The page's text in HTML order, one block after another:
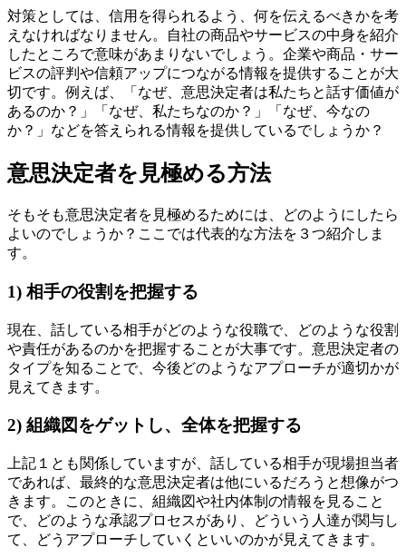
対策としては、信用を得られるよう、何を伝えるべきかを考
えなければなりません。自社の商品やサービスの中身を紹介
したところで意味があまりないでしょう。企業や商品・サー
ビスの評判や信頼アップにつながる情報を提供することが大
切です。例えば、「なぜ、意思決定者は私たちと話す価値が
あるのか？」「なぜ、私たちなのか？」「なぜ、今なの
か？」などを答えられる情報を提供しているでしょうか？
意思決定者を見極める方法
そもそも意思決定者を見極めるためには、どのようにしたら
よいのでしょうか？ここでは代表的な方法を３つ紹介しま
す。
1) 相手の役割を把握する
現在、話している相手がどのような役職で、どのような役割
や責任があるのかを把握することが大事です。意思決定者の
タイプを知ることで、今後どのようなアプローチが適切かが
見えてきます。
2) 組織図をゲットし、全体を把握する
上記１とも関係していますが、話している相手が現場担当者
であれば、最終的な意思決定者は他にいるだろうと想像がつ
きます。このときに、組織図や社内体制の情報を見ること
で、どのような承認プロセスがあり、どういう人達が関与し
て、どうアプローチしていくといいのかが見えてきます。